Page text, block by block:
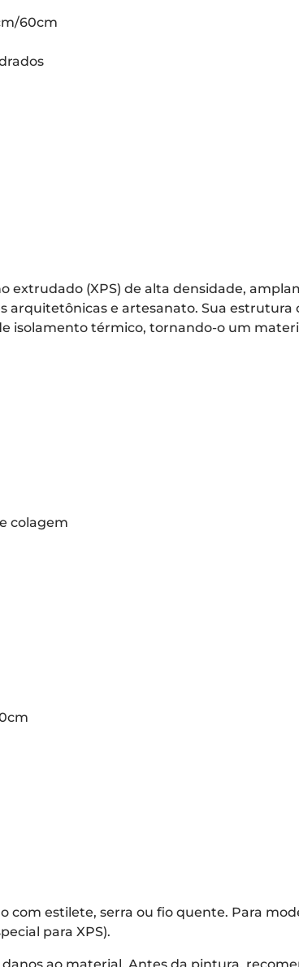
60cm
extrudado (XPS) de alta densidade,
e artesanato. Sua
isolamento térmico, tornando-o um
colagem
estilete, serra ou fio quente. Para
para XPS).